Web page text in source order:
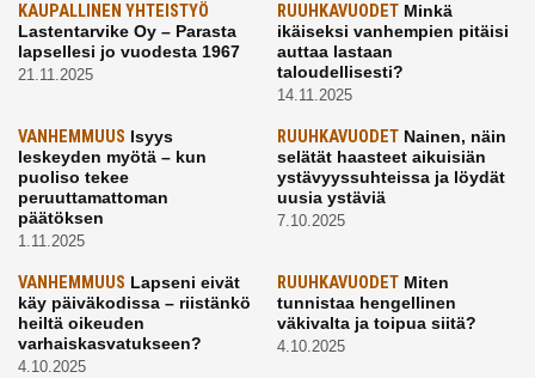
KAUPALLINEN YHTEISTYÖ
Lastentarvike Oy – Parasta
lapsellesi jo vuodesta 1967
21.11.2025
RUUHKAVUODETMinkä
ikäiseksi vanhempien pitäisi
auttaa lastaan
taloudellisesti?
14.11.2025
VANHEMMUUS Isyys
leskeyden myötä – kun
puoliso tekee
peruuttamattoman
päätöksen
1.11.2025
RUUHKAVUODETNainen, näin
selätät haasteet aikuisiän
ystävyyssuhteissa ja löydät
uusia ystäviä
7.10.2025
VANHEMMUUS Lapseni eivät
käy päiväkodissa – riistänkö
heiltä oikeuden
varhaiskasvatukseen?
4.10.2025
RUUHKAVUODETMiten
tunnistaa hengellinen
väkivalta ja toipua siitä?
4.10.2025